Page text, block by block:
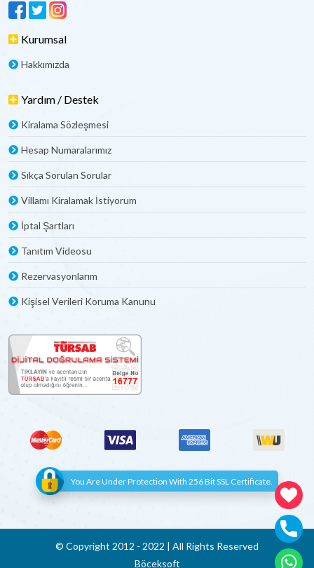
Kurumsal
Hakkımızda
Yardım / Destek
Kiralama Sözleşmesi
Hesap Numaralarımız
Sıkça Sorulan Sorular
Villamı Kiralamak İstiyorum
İptal Şartları
Tanıtım Videosu
Rezervasyonlarım
Kişisel Verileri Koruma Kanunu
You Are Under Protection With 256 Bit SSL Certificate.
© Copyright 2012 - 2022 | All Rights Reserved
Böceksoft